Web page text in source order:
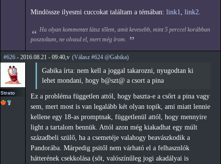
Mindössze ilyesmi cuccokat találtam a témában: link1 link2
Ha olyan kommentet látsz tőlem, amit kevesebb, mint 5 perccel korábban
posztoltam, ne olvasd el, mert még írom.
#626 - 2016.08.21 - 09:40,v (Válasz #624 @Gabika)
Strato
Gabika írta: nem kell a joggal takarozni, nyugodtan ki
lehet mondani, hogy b@szt@ a csort a pina
Ez a probléma független attól, hogy baszta-e a csőrt a pina vagy
sem, mert most is van legalább két olyan topik, ami miatt lennie
kellene egy 18-as promptnak, függetlenül attól, hogy mennyire
light a tartalom bennük. Attól azon még kiakadhat egy múlt
századbeli szülő, ha a csemetéje valahogy beavászkodik a
Pandorába. Márpedig psitől nem várható el a felhasznlók
hátterének csekkolása (sőt, valószínűleg jogi akadályai is